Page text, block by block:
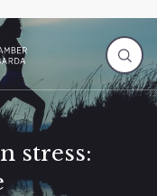
stress: